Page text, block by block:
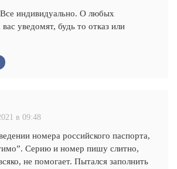
Все индивидуально. О любых
вас уведомят, будь то отказ или
в 09:48
номера российского паспорта,
Серию и номер пишу слитно,
не помогает. Пытался заполнить